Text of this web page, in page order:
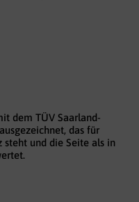
dem TÜV Saarland-
ausgezeichnet, das für
steht und die Seite als in